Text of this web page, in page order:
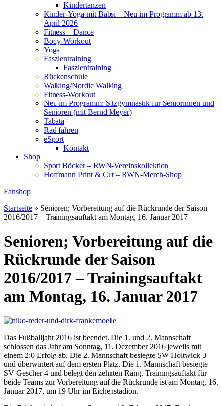
Kindertanzen
Kinder-Yoga mit Babsi – Neu im Programm ab 13.
April 2026
Fitness – Dance
Body-Workout
Yoga
Faszientraining
Faszientraining
Rückenschule
Walking/Nordic Walking
Fitness-Workout
Neu im Programm: Sitzgymnastik für Seniorinnen und
Senioren (mit Bernd Meyer)
Tabata
Rad fahren
eSport
Kontakt
Shop
Sport Böcker – RWN-Vereinskollektion
Hoffmann Print & Cut – RWN-Merch-Shop
Fanshop
Startseite » Senioren; Vorbereitung auf die Rückrunde der Saison
2016/2017 – Trainingsauftakt am Montag, 16. Januar 2017
Senioren; Vorbereitung auf die
Rückrunde der Saison
2016/2017 – Trainingsauftakt
am Montag, 16. Januar 2017
Das Fußballjahr 2016 ist beendet. Die 1. und 2. Mannschaft
schlossen das Jahr am Sonntag, 11. Dezember 2016 jeweils mit
einem 2:0 Erfolg ab. Die 2. Mannschaft besiegte SW Holtwick 3
und überwintert auf dem ersten Platz. Die 1. Mannschaft besiegte
SV Gescher 4 und belegt den zehnten Rang. Trainingsauftakt für
beide Teams zur Vorbereitung auf die Rückrunde ist am Montag, 16.
Januar 2017, um 19 Uhr im Eichenstadion.